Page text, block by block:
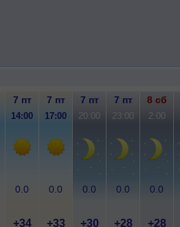
7 пт 7 пт 7 пт 7 пт 8 сб
14:00 17:00 20:00 23:00 2:00
0.0 0.0 0.0 0.0 0.0
+34 +33 +30 +28 +28